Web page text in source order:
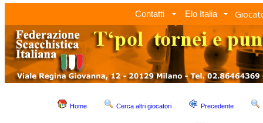
Contatti Elo Italia
Home Cerca altri giocatori Precedente